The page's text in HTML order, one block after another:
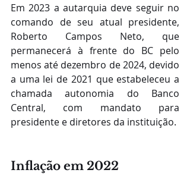
Em 2023 a autarquia deve seguir no
comando de seu atual presidente,
Roberto Campos Neto, que
permanecerá à frente do BC pelo
menos até dezembro de 2024, devido
a uma lei de 2021 que estabeleceu a
chamada autonomia do Banco
Central, com mandato para
presidente e diretores da instituição.
Inflação em 2022